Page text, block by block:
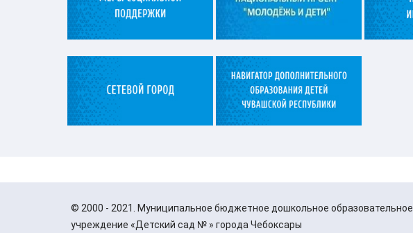
© 2000 - 2021. Муниципальное бюджетное дошкольное образовательное
учреждение «Детский сад № » города Чебоксары